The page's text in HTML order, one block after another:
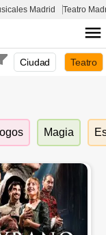
Madrid Teatro
Ciudad Teatro
Magia